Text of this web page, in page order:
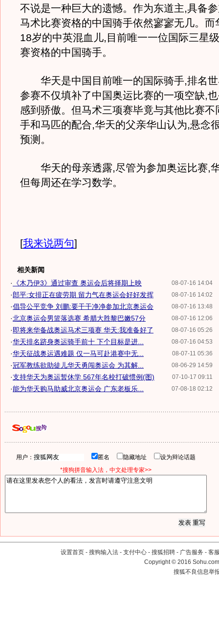
不说是一种巨大的遗憾。作为东道主,具备
马术比赛资格的中国骑手依然寥寥无几。
18岁的中英混血儿,目前唯一一位国际三星
赛资格的中国骑手。
华天是中国目前唯一的国际骑手,排名世
参赛不仅填补了中国奥运比赛的一项空缺,
感到骄傲。但马术三项赛毕竟与其他比赛不
手和马匹的配合,华天的父亲华山认为,悬念
预测。
华天的母亲透露,尽管为参加奥运比赛,
但每周还在学习数学。
[我来说两句]
相关新闻
08-07-16 14:04
· 《木乃伊3》通过审查 奥运会后将择期上映
08-07-16 14:02
·郎平:女排正在疲劳期 留力气在奥运会好好发挥
08-07-16 13:48
·倡导公平竞争 刘鹏:要干干净净参加北京奥运会
08-07-16 12:06
·北京奥运会男篮落选赛 希腊大胜黎巴嫩57分
08-07-16 05:26
· 即将来华备战奥运马术三项赛 华天:我准备好了
08-07-16 04:53
·华天排名跻身奥运骑手前十 下个目标是进...
08-07-11 05:36
·华天征战奥运遇难题 仅一马可赴港赛中无...
08-06-29 14:59
·冠军教练欲助徒儿华天勇闯奥运会 为其解...
07-10-17 09:11
·支持华天为奥运暂休学 567年名校打破惯例(图)
07-08-18 02:12
·能为华天购马助威北京奥运会 广东老板乐...
用户： 匿名 隐藏地址
设为辩论话题
*搜狗拼音输入法，中文处理专家>>
设置首页 - 搜狗输入法 - 支付中心 - 搜狐招聘 - 广告服务 - 客
Copyright©2016
搜狐不良信息举